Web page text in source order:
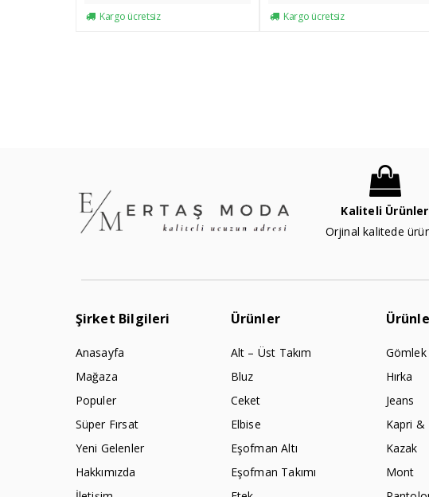
Kargo ücretsiz Kargo ücretsiz
Kaliteli Ürünler
Orjinal kalitede
Şirket Bilgileri
Anasayfa
Mağaza
Populer
Süper Fırsat
Yeni Gelenler
Hakkımızda
Ürünler
Alt – Üst Takım
Bluz
Ceket
Elbise
Eşofman Altı
Eşofman Takımı
Gömlek
Hırka
Jeans
Kapri &
Kazak
Mont